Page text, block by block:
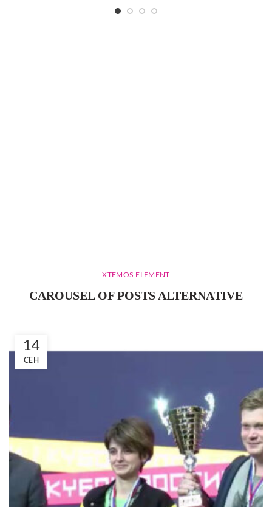
XTEMOS ELEMENT
CAROUSEL OF POSTS ALTERNATIVE
14
СЕН